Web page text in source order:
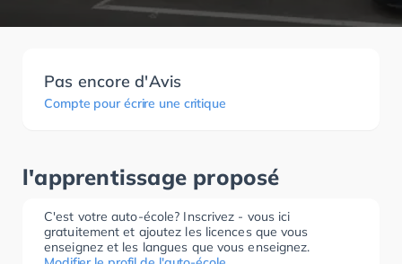
Pas encore d'Avis
Compte pour écrire une critique
l'apprentissage proposé
C'est votre auto-école? Inscrivez - vous ici
gratuitement et ajoutez les licences que vous
enseignez et les langues que vous enseignez.